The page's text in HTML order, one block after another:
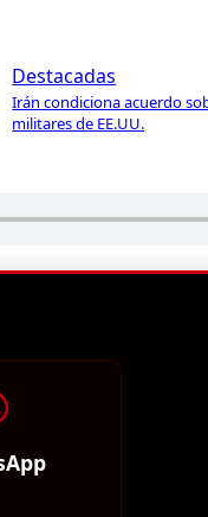
Destacadas
Irán condiciona acuerdo
militares de EE.UU.